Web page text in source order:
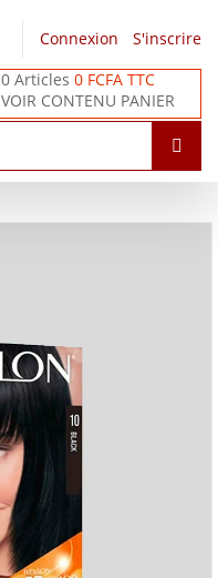
Connexion
S'inscrire
0 Articles0 FCFA TTC
VOIR CONTENU PANIER